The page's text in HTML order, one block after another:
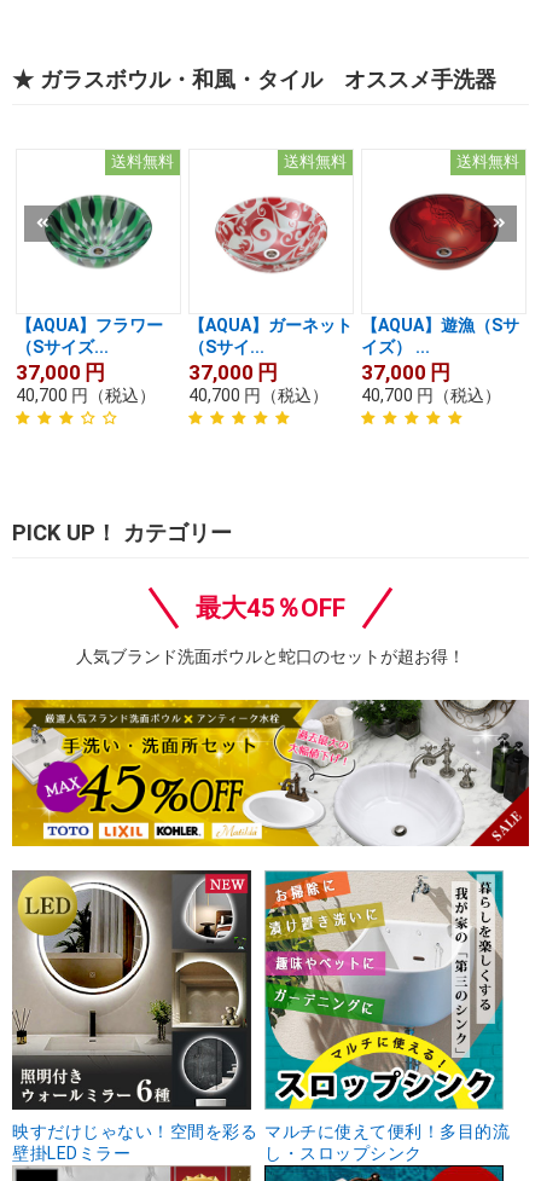
★ ガラスボウル・和風・タイル オススメ手洗器
送料無料
【AQUA】フラワー
（Sサイズ...
37,000 円
40,700 円 （税込）
送料無料
【AQUA】ガーネット
（Sサイ...
37,000 円
40,700 円 （税込）
送料無料
【AQUA】遊漁（Sサ
イズ） ...
37,000 円
40,700 円 （税込）
PICK UP！ カテゴリー
最大45％OFF
人気ブランド洗面ボウルと蛇口のセットが超お得！
映すだけじゃない！空間を彩る
壁掛LEDミラー
マルチに使えて便利！多目的流
し・スロップシンク